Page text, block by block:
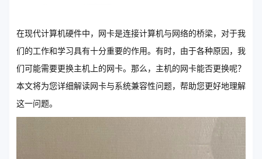
在现代计算机硬件中，网卡是连接计算机与网络的桥梁，对于我
们的工作和学习具有十分重要的作用。有时，由于各种原因，我
们可能需要更换主机上的网卡。那么，主机的网卡能否更换呢？
本文将为您详细解读网卡与系统兼容性问题，帮助您更好地理解
这一问题。